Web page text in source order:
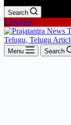
Search
EPAPER
Menu Search